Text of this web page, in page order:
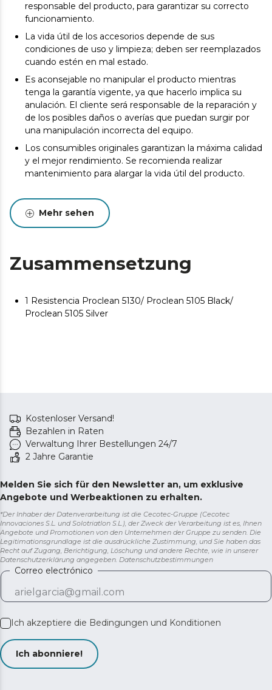
responsable del producto, para garantizar su correcto
funcionamiento.
La vida útil de los accesorios depende de sus
condiciones de uso y limpieza; deben ser reemplazados
cuando estén en mal estado.
Es aconsejable no manipular el producto mientras
tenga la garantía vigente, ya que hacerlo implica su
anulación. El cliente será responsable de la reparación y
de los posibles daños o averías que puedan surgir por
una manipulación incorrecta del equipo.
Los consumibles originales garantizan la máxima calidad
y el mejor rendimiento. Se recomienda realizar
mantenimiento para alargar la vida útil del producto.
Mehr sehen
Zusammensetzung
1 Resistencia Proclean 5130/ Proclean 5105 Black/
Proclean 5105 Silver
Kostenloser Versand!
Bezahlen in Raten
Verwaltung Ihrer Bestellungen 24/7
2 Jahre Garantie
Melden Sie sich für den Newsletter an, um exklusive
Angebote und Werbeaktionen zu erhalten.
*Der Inhaber der Datenverarbeitung ist die Cecotec-Gruppe (Cecotec
Innovaciones S.L. und Solotriatlon S.L.), der Zweck der Verarbeitung ist es, Ihnen
Angebote und Promotionen von den Unternehmen der Gruppe zu senden. Die
Legitimationsgrundlage ist die ausdrückliche Zustimmung, und Sie haben das
Recht auf Zugang, Berichtigung, Löschung und andere Rechte, wie in unserer
Datenschutzerklärung angegeben. Datenschutzbestimmungen
Correo electrónico
Ich akzeptiere die Bedingungen und Konditionen
Ich abonniere!